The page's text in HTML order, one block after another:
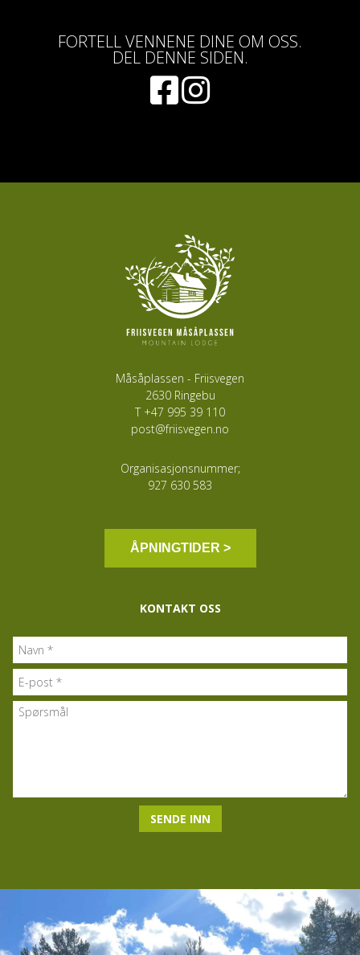
FORTELL VENNENE DINE OM OSS.
DEL DENNE SIDEN.
Måsåplassen - Friisvegen
2630 Ringebu
T +47 995 39 110
post@friisvegen.no
Organisasjonsnummer;
927 630 583
ÅPNINGTIDER >
KONTAKT OSS